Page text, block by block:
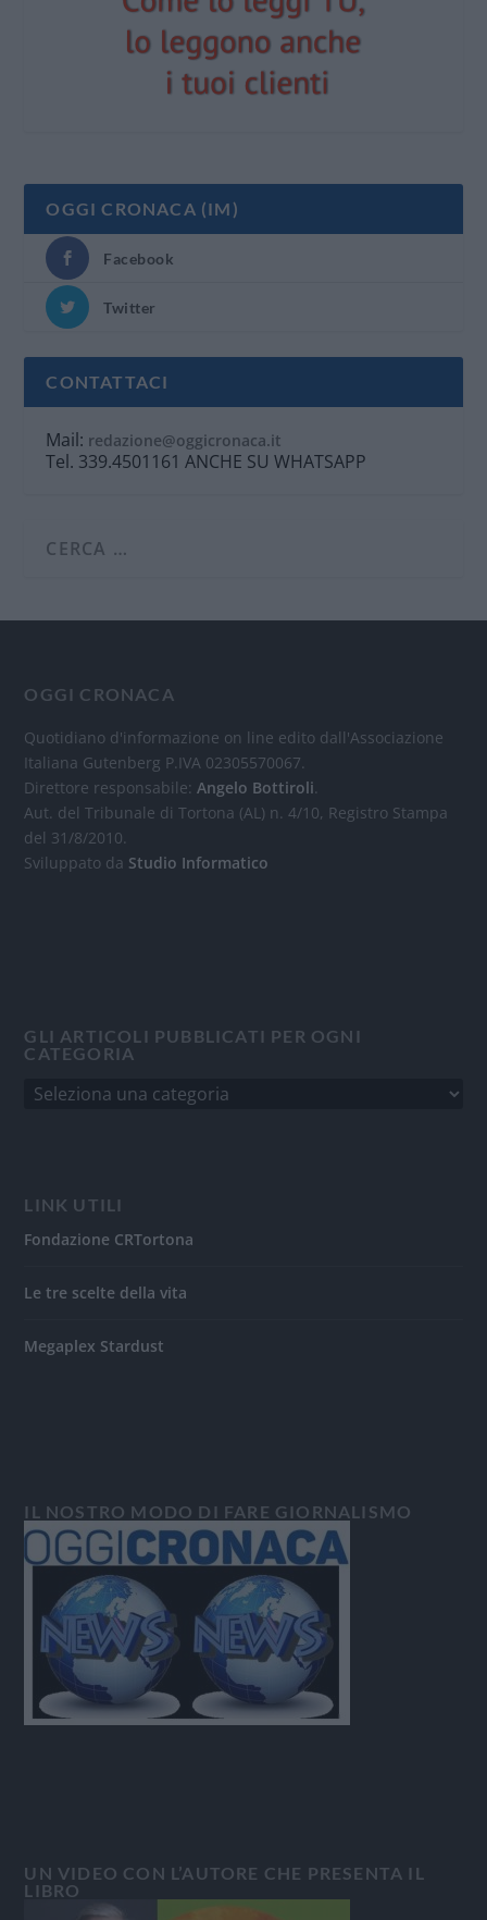
OGGI CRONACA (IM)
Facebook
Twitter
CONTATTACI
Mail: redazione@oggicronaca.it
Tel. 339.4501161 ANCHE SU WHATSAPP
OGGI CRONACA
Quotidiano d'informazione on line edito dall'Associazione
Italiana Gutenberg P.IVA 02305570067.
Direttore responsabile:Angelo Bottiroli
Aut. del Tribunale di Tortona (AL) n. 4/10, Registro Stampa
del 31/8/2010.
Sviluppato da Studio Informatico
GLI ARTICOLI PUBBLICATI PER OGNI
CATEGORIA
LINK UTILI
Fondazione CRTortona
Le tre scelte della vita
Megaplex Stardust
IL NOSTRO MODO DI FARE GIORNALISMO
UN VIDEO CON L’AUTORE CHE PRESENTA IL
LIBRO